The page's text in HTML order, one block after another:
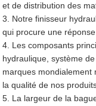
et de distribution des
3. Notre finisseur
qui procure une
4. Les composants
hydraulique, système
marques mondialement
la qualité de nos
5. La largeur de la